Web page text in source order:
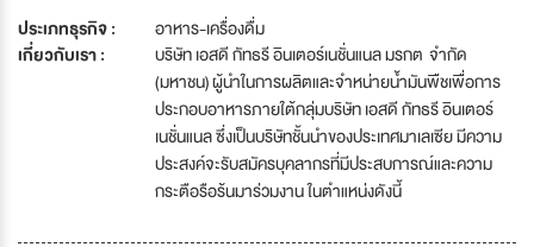
ประเภทธุรกิจ :
อาหาร-เครื่องดื่ม
เกี่ยวกับเรา :
บริษัท เอสดี กัทธรี อินเตอร์เนชั่นแนล มรกต จำกัด
(มหาชน) ผู้นำในการผลิตและจำหน่ายน้ำมันพืชเพื่อการ
ประกอบอาหารภายใต้กลุ่มบริษัท เอสดี กัทธรี อินเตอร์
เนชั่นแนล ซึ่งเป็นบริษัทชั้นนำของประเทศมาเลเซีย มีความ
ประสงค์จะรับสมัครบุคลากรที่มีประสบการณ์และความ
กระตือรือร้นมาร่วมงาน ในตำแหน่งดังนี้